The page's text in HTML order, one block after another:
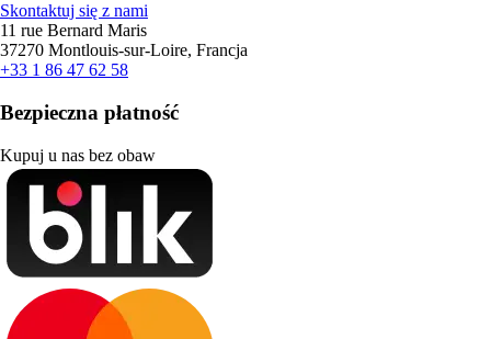
Skontaktuj się z nami
11 rue Bernard Maris
37270 Montlouis-sur-Loire, Francja
+33 1 86 47 62 58
Bezpieczna płatność
Kupuj u nas bez obaw